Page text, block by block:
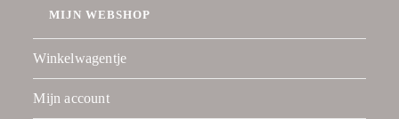
MIJN WEBSHOP
Winkelwagentje
Mijn account